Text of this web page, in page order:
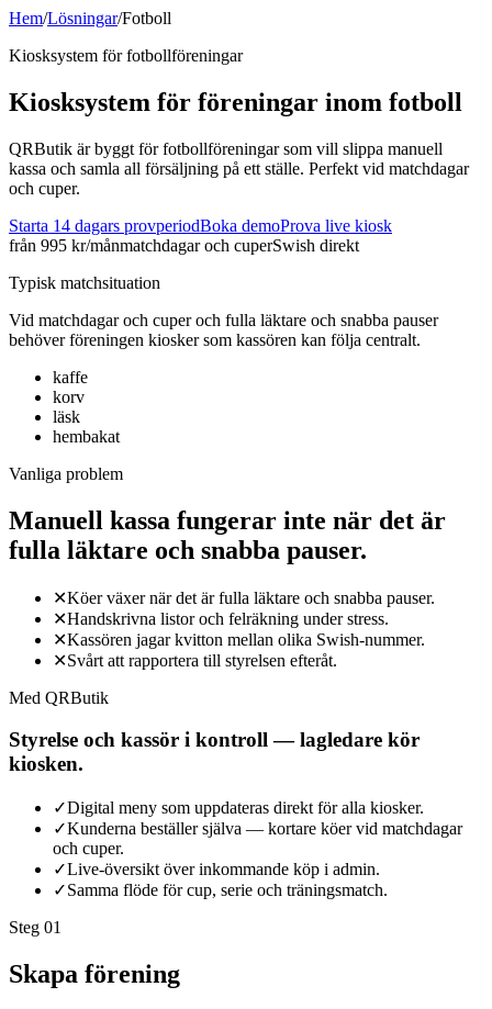
Hem/Lösningar/Fotboll
Kiosksystem förfotbollföreningar
Kiosksystem för föreningar inom fotboll
QRButik är byggt för fotbollföreningar som vill slippa manuell
kassa och samla all försäljning på ett ställe. Perfekt vid matchdagar
och cuper.
Starta 14 dagars provperiodBoka demoProva live kiosk
från 995 kr/månmatchdagar och cuperSwish direkt
Typisk matchsituation
Vid matchdagar och cuperoch fulla läktare och snabba pauser
behöver föreningen kiosker som kassören kan följa centralt.
kaffe
korv
läsk
hembakat
Vanliga problem
Manuell kassa fungerar inte när det är
fulla läktare och snabba pauser.
✕Köer växer när det är fulla läktare och snabba pauser.
✕Handskrivna listor och felräkning under stress.
✕Kassören jagar kvitton mellan olika Swish-nummer.
✕Svårt att rapportera till styrelsen efteråt.
Med QRButik
Styrelse och kassör i kontroll — lagledare kör
kiosken.
✓Digital meny som uppdateras direkt för alla kiosker.
✓Kunderna beställer själva — kortare köer vid matchdagar
och cuper.
✓Live-översikt över inkommande köp i admin.
✓Samma flöde för cup, serie och träningsmatch.
Steg 01
Skapa förening